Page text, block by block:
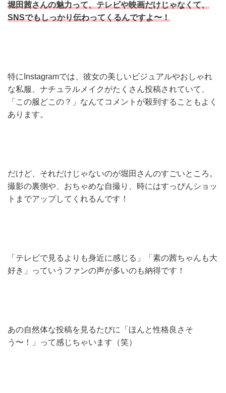
堀田茜さんの魅力って、テレビや映画だけじゃなくて、
SNSでもしっかり伝わってくるんですよ〜！
特にInstagramでは、彼女の美しいビジュアルやおしゃれ
な私服、ナチュラルメイクがたくさん投稿されていて、
「この服どこの？」なんてコメントが殺到することもよく
あります。
だけど、それだけじゃないのが堀田さんのすごいところ。
撮影の裏側や、おちゃめな自撮り、時にはすっぴんショッ
トまでアップしてくれるんです！
「テレビで見るよりも身近に感じる」「素の茜ちゃんも大
好き」っていうファンの声が多いのも納得です！
あの自然体な投稿を見るたびに「ほんと性格良さそ
う〜！」って感じちゃいます（笑）